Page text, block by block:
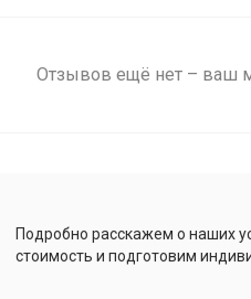
Отзывов ещё нет – ваш
Подробно расскажем о наших
стоимость и подготовим